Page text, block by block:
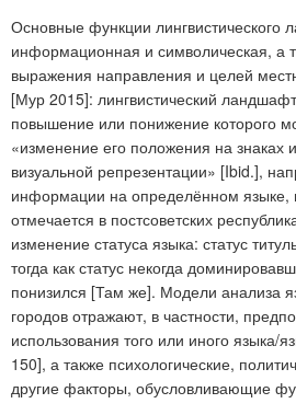
Основные функции лингвистического
информационная и символическая, а
выражения направления и целей
[Мур 2015]: лингвистический
повышение или понижение которого
«изменение его положения на знаках
визуальной репрезентации» [Ibid.],
информации на определённом языке,
отмечается в постсоветских
изменение статуса языка: статус
тогда как статус некогда
понизился [Там же]. Модели анализа
городов отражают, в частности,
использования того или иного языка/
150], а также психологические,
другие факторы, обусловливающие